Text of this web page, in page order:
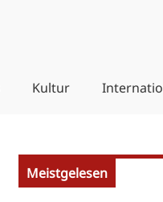
Kultur
Meistgelesen